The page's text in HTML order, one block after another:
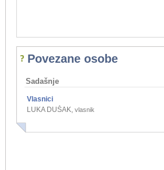
Povezane osobe
Sadašnje
Vlasnici
LUKA DUŠAK, vlasnik